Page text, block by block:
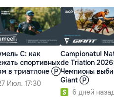
С: как
спортивных
в триатлоне Ⓟ
Июл. 17:30
Campionatul
de Triatlon 2026:
Чемпионы
Giant Ⓟ
6 дней назад